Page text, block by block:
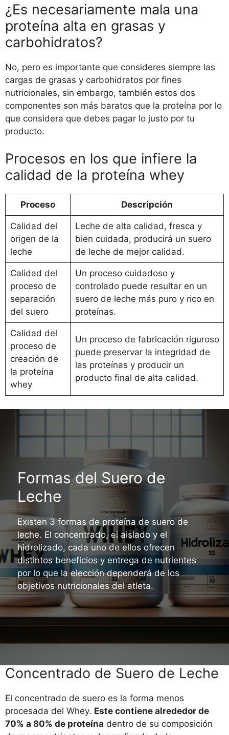
¿Es necesariamente mala una
proteína alta en grasas y
carbohidratos?
No, pero es importante que consideres siempre las
cargas de grasas y carbohidratos por fines
nutricionales, sin embargo, también estos dos
componentes son más baratos que la proteína por lo
que considera que debes pagar lo justo por tu
producto.
Procesos en los que infiere la
calidad de la proteína whey
Proceso Descripción
Calidad del
origen de la
leche
Leche de alta calidad, fresca y
bien cuidada, producirá un suero
de leche de mejor calidad.
Calidad del
proceso de
separación
del suero
Un proceso cuidadoso y
controlado puede resultar en un
suero de leche más puro y rico en
proteínas.
Calidad del
proceso de
creación de
la proteína
whey
Un proceso de fabricación riguroso
puede preservar la integridad de
las proteínas y producir un
producto final de alta calidad.
Formas del Suero de
Leche
Existen 3 formas de proteína de suero de
leche. El concentrado, el aislado y el
hidrolizado, cada uno de ellos ofrecen
distintos beneficios y entrega de nutrientes
por lo que la elección dependerá de los
objetivos nutricionales del atleta.
Concentrado de Suero de Leche
El concentrado de suero es la forma menos
procesada del Whey. Este contiene alrededor de
70% a 80% de proteína dentro de su composición